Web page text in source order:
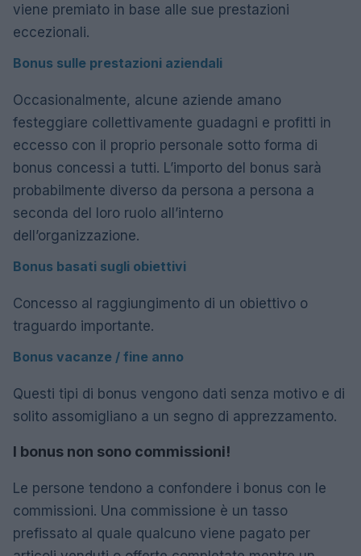
viene premiato in base alle sue prestazioni
eccezionali.
Bonus sulle prestazioni aziendali
Occasionalmente, alcune aziende amano
festeggiare collettivamente guadagni e profitti in
eccesso con il proprio personale sotto forma di
bonus concessi a tutti. L’importo del bonus sarà
probabilmente diverso da persona a persona a
seconda del loro ruolo all’interno
dell’organizzazione.
Bonus basati sugli obiettivi
Concesso al raggiungimento di un obiettivo o
traguardo importante.
Bonus vacanze / fine anno
Questi tipi di bonus vengono dati senza motivo e di
solito assomigliano a un segno di apprezzamento.
I bonus non sono commissioni!
Le persone tendono a confondere i bonus con le
commissioni. Una commissione è un tasso
prefissato al quale qualcuno viene pagato per